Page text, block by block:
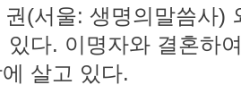
(서울: 생명의말씀사)
있다. 이명자와 결혼하
살고 있다.